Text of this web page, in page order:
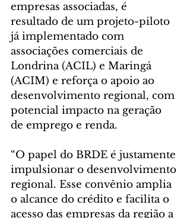
empresas associadas, é
resultado de um projeto-piloto
já implementado com
associações comerciais de
Londrina (ACIL) e Maringá
(ACIM) e reforça o apoio ao
desenvolvimento regional, com
potencial impacto na geração
de emprego e renda.
“O papel do BRDE é justamente
impulsionar o desenvolvimento
regional. Esse convênio amplia
o alcance do crédito e facilita o
acesso das empresas da região a